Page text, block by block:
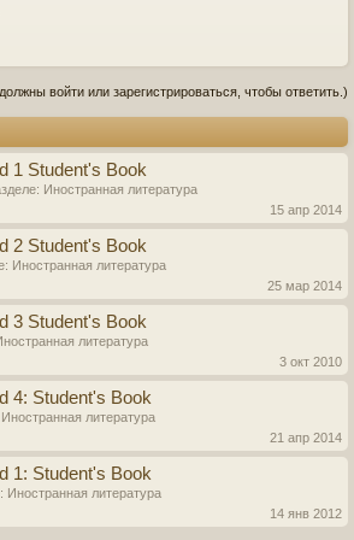
войти или зарегистрироваться, чтобы ответить.)
1 Student's Book
Иностранная литература
15 апр 2014
2 Student's Book
Иностранная литература
25 мар 2014
3 Student's Book
литература
3 окт 2010
4: Student's Book
Иностранная литература
21 апр 2014
1: Student's Book
Иностранная литература
14 янв 2012